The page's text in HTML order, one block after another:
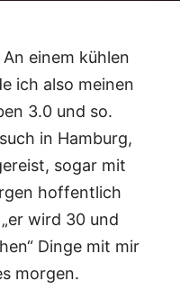
einem kühlen
ich also meinen
3.0 und so.
in Hamburg,
sogar mit
hoffentlich
wird 30 und
Dinge mit mir
morgen.